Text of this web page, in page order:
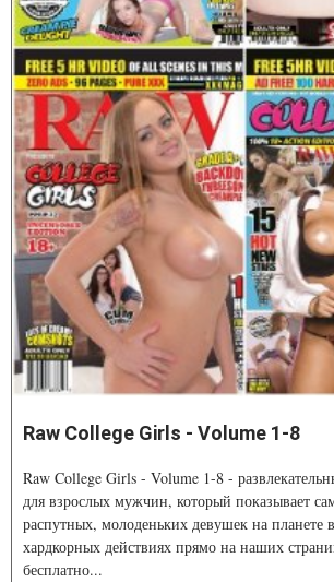
Raw College Girls - Volume 1-8
Raw College Girls - Volume 1-8 -
для взрослых мужчин, который показывает
распутных, молоденьких девушек на планете
хардкорных действиях прямо на наших
бесплатно...